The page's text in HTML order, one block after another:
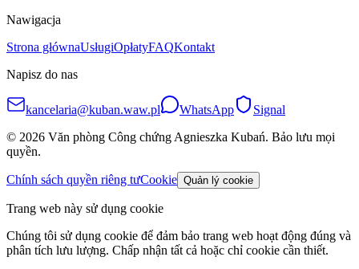
Nawigacja
Strona głównaUsługiOpłatyFAQKontakt
Napisz do nas
kancelaria@kuban.waw.pl WhatsApp
Signal
© 2026 Văn phòng Công chứng Agnieszka Kubań. Bảo lưu mọi
quyền.
Chính sách quyền riêng tưCookie Quản lý cookie
Trang web này sử dụng cookie
Chúng tôi sử dụng cookie để đảm bảo trang web hoạt động đúng và
phân tích lưu lượng. Chấp nhận tất cả hoặc chỉ cookie cần thiết.